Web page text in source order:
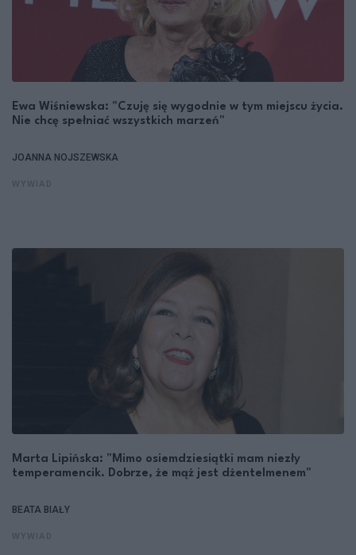
Ewa Wiśniewska: "Czuję się wygodnie w tym miejscu życia.
Nie chcę spełniać wszystkich marzeń"
JOANNA NOJSZEWSKA
Marta Lipińska: "Mimo osiemdziesiątki mam niezły
temperamencik. Dobrze, że mąż jest dżentelmenem"
BEATA BIAŁY